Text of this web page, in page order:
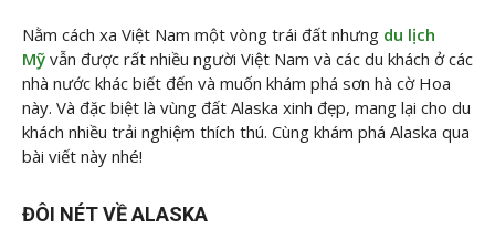
Nằm cách xa Việt Nam một vòng trái đất nhưng du lịch
Mỹ vẫn được rất nhiều người Việt Nam và các du khách ở các
nhà nước khác biết đến và muốn khám phá sơn hà cờ Hoa
này. Và đặc biệt là vùng đất Alaska xinh đẹp, mang lại cho du
khách nhiều trải nghiệm thích thú. Cùng khám phá Alaska qua
bài viết này nhé!
ĐÔI NÉT VỀ ALASKA